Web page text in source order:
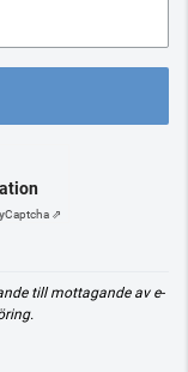
Captcha ⇗
till mottagande av e-